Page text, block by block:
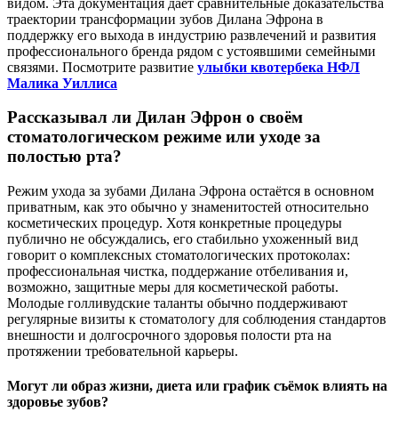
траектории трансформации зубов Дилана Эфрона в
поддержку его выхода в индустрию развлечений и развития
профессионального бренда рядом с устоявшими семейными
связями. Посмотрите развитие улыбки квотербека НФЛ
Малика Уиллиса
Рассказывал ли Дилан Эфрон о своём
стоматологическом режиме или уходе за
полостью рта?
Режим ухода за зубами Дилана Эфрона остаётся в основном
приватным, как это обычно у знаменитостей относительно
косметических процедур. Хотя конкретные процедуры
публично не обсуждались, его стабильно ухоженный вид
говорит о комплексных стоматологических протоколах:
профессиональная чистка, поддержание отбеливания и,
возможно, защитные меры для косметической работы.
Молодые голливудские таланты обычно поддерживают
регулярные визиты к стоматологу для соблюдения стандартов
внешности и долгосрочного здоровья полости рта на
протяжении требовательной карьеры.
Могут ли образ жизни, диета или график съёмок влиять на
здоровье зубов?